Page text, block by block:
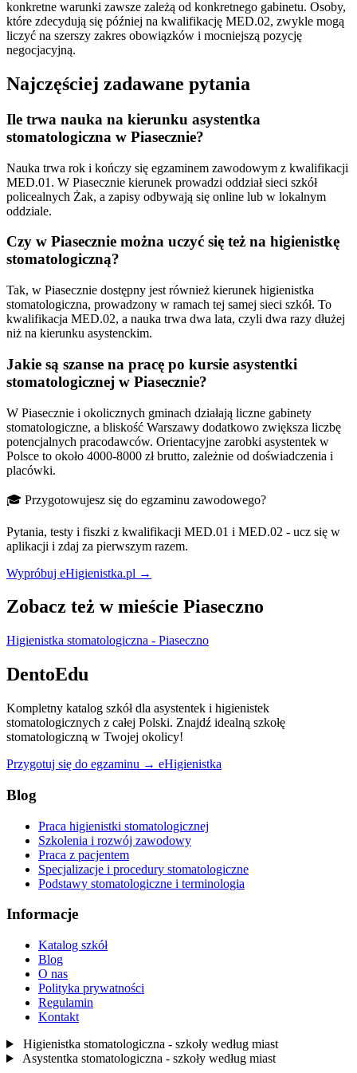
konkretne warunki zawsze zależą od konkretnego gabinetu. Osoby,
które zdecydują się później na kwalifikację MED.02, zwykle mogą
liczyć na szerszy zakres obowiązków i mocniejszą pozycję
negocjacyjną.
Najczęściej zadawane pytania
Ile trwa nauka na kierunku asystentka
stomatologiczna w Piasecznie?
Nauka trwa rok i kończy się egzaminem zawodowym z kwalifikacji
MED.01. W Piasecznie kierunek prowadzi oddział sieci szkół
policealnych Żak, a zapisy odbywają się online lub w lokalnym
oddziale.
Czy w Piasecznie można uczyć się też na higienistkę
stomatologiczną?
Tak, w Piasecznie dostępny jest również kierunek higienistka
stomatologiczna, prowadzony w ramach tej samej sieci szkół. To
kwalifikacja MED.02, a nauka trwa dwa lata, czyli dwa razy dłużej
niż na kierunku asystenckim.
Jakie są szanse na pracę po kursie asystentki
stomatologicznej w Piasecznie?
W Piasecznie i okolicznych gminach działają liczne gabinety
stomatologiczne, a bliskość Warszawy dodatkowo zwiększa liczbę
potencjalnych pracodawców. Orientacyjne zarobki asystentek w
Polsce to około 4000-8000 zł brutto, zależnie od doświadczenia i
placówki.
🎓 Przygotowujesz się do egzaminu zawodowego?
Pytania, testy i fiszki z kwalifikacji MED.01 i MED.02 - ucz się w
aplikacji i zdaj za pierwszym razem.
Wypróbuj eHigienistka.pl →
Zobacz też w mieście Piaseczno
Higienistka stomatologiczna - Piaseczno
DentoEdu
Kompletny katalog szkół dla asystentek i higienistek
stomatologicznych z całej Polski. Znajdź idealną szkołę
stomatologiczną w Twojej okolicy!
Przygotuj się do egzaminu → eHigienistka
Blog
Praca higienistki stomatologicznej
Szkolenia i rozwój zawodowy
Praca z pacjentem
Specjalizacje i procedury stomatologiczne
Podstawy stomatologiczne i terminologia
Informacje
Katalog szkół
Blog
O nas
Polityka prywatności
Regulamin
Kontakt
Higienistka stomatologiczna - szkoły według miast
Asystentka stomatologiczna - szkoły według miast